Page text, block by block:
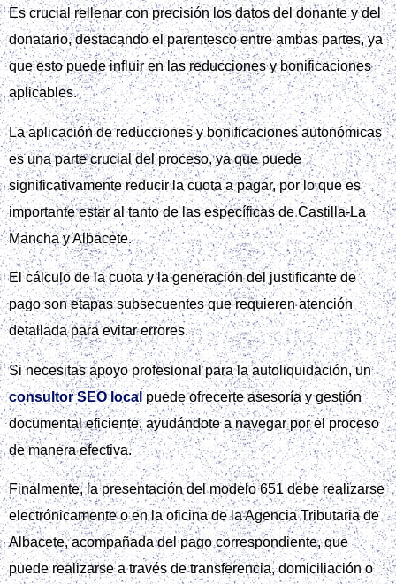
Es crucial rellenar con precisión los datos del donante y del
donatario, destacando el parentesco entre ambas partes, ya
que esto puede influir en las reducciones y bonificaciones
aplicables.
La aplicación de reducciones y bonificaciones autonómicas
es una parte crucial del proceso, ya que puede
significativamente reducir la cuota a pagar, por lo que es
importante estar al tanto de las específicas de Castilla-La
Mancha y Albacete.
El cálculo de la cuota y la generación del justificante de
pago son etapas subsecuentes que requieren atención
detallada para evitar errores.
Si necesitas apoyo profesional para la autoliquidación, un
consultor SEO localpuede ofrecerte asesoría y gestión
documental eficiente, ayudándote a navegar por el proceso
de manera efectiva.
Finalmente, la presentación del modelo 651 debe realizarse
electrónicamente o en la oficina de la Agencia Tributaria de
Albacete, acompañada del pago correspondiente, que
puede realizarse a través de transferencia, domiciliación o